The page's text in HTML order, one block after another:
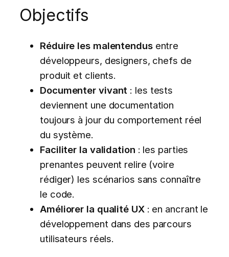
Objectifs
Réduire les malentendusentre
développeurs, designers, chefs de
produit et clients.
Documenter vivant : les tests
deviennent une documentation
toujours à jour du comportement réel
du système.
Faciliter la validation : les parties
prenantes peuvent relire (voire
rédiger) les scénarios sans connaître
le code.
Améliorer la qualité UX: en ancrant le
développement dans des parcours
utilisateurs réels.